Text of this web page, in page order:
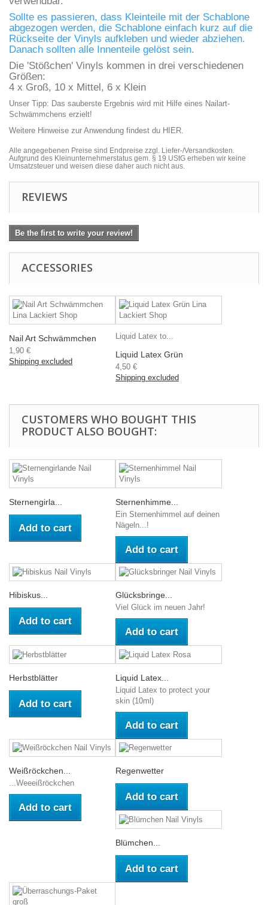
Sollte es passieren, dass Kleinteile mit der Schablone
abgezogen werden, die Schablone einfach kurz auf die
Rückseite der Vinyls aufkleben und wieder abziehen.
Danach sollten alle Innenteile gelöst sein.
Die 'Stößchen' Vinyls kommen in drei verschiedenen
Größen:
4 x Groß, 10 x Mittel, 6 x Klein
Unser Tipp: Das sauberste Ergebnis wird mit Hilfe eines Nailart-
Schwämmchens erzielt!
Weitere Hinweise zur Anwendung findest du HIER
Alle angegebenen Preise sind Endpreise zzgl. Liefer-/Versandkosten.
Aufgrund des Kleinunternehmerstatus gem. § 19 UStG erheben wir keine
Umsatzsteuer und weisen diese daher auch nicht aus.
REVIEWS
Be the first to write your review!
ACCESSORIES
Nail Art Schwämmchen
1,90 €
Shipping excluded
Liquid Latex to...
Liquid Latex Grün
4,50 €
Shipping excluded
CUSTOMERS WHO BOUGHT THIS
PRODUCT ALSO BOUGHT:
Sternengirla...
Add to cart
Sternenhimme...
Ein Sternenhimmel auf deinen
Nägeln...!
Add to cart
Hibiskus...
Add to cart
Glücksbringe...
Viel Glück im neuen Jahr!
Add to cart
Herbstblätter
Add to cart
Liquid Latex...
Liquid Latex to protect your
skin (10ml)
Add to cart
Weißröckchen...
...Weeeißröckchen
Add to cart
Regenwetter
Add to cart
Blümchen...
Add to cart